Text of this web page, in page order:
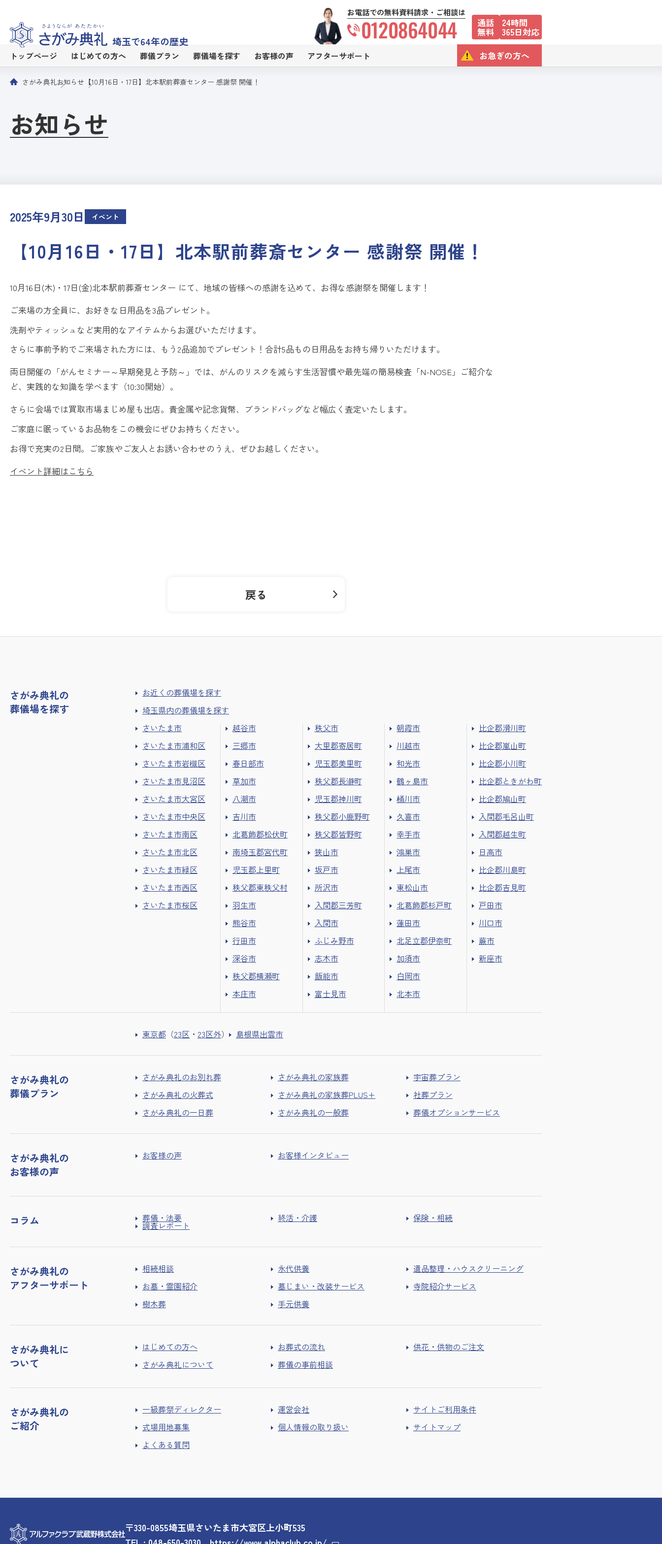
埼玉で64年の歴史
お電話での無料資料請求・ご相談は
0120864044 通話
無料
24時間
365日対応
トップページ はじめての方へ 葬儀プラン 葬儀場を探す お客様の声 アフターサポート お急ぎの方へ
さがみ典礼お知らせ 【10月16日・17日】北本駅前葬斎センター 感謝祭 開催！
お知らせ
2025年9月30日 イベント
【10月16日・17日】北本駅前葬斎センター 感謝祭 開催！
10月16日(木)・17日(金)北本駅前葬斎センター にて、地域の皆様への感謝を込めて、お得な感謝祭を開催します！
ご来場の方全員に、お好きな日用品を3品プレゼント。
洗剤やティッシュなど実用的なアイテムからお選びいただけます。
さらに事前予約でご来場された方には、もう2品追加でプレゼント！合計5品もの日用品をお持ち帰りいただけます。
両日開催の「がんセミナー～早期発見と予防～」では、がんのリスクを減らす生活習慣や最先端の簡易検査「N-NOSE」ご紹介な
ど、実践的な知識を学べます（10:30開始）。
さらに会場では買取市場まじめ屋も出店。貴金属や記念貨幣、ブランドバッグなど幅広く査定いたします。
ご家庭に眠っているお品物をこの機会にぜひお持ちください。
お得で充実の2日間。ご家族やご友人とお誘い合わせのうえ、ぜひお越しください。
イベント詳細はこちら
戻る
さがみ典礼の
葬儀場を探す
お近くの葬儀場を探す
埼玉県内の葬儀場を探す
さいたま市
さいたま市浦和区
さいたま市岩槻区
さいたま市見沼区
さいたま市大宮区
さいたま市中央区
さいたま市南区
さいたま市北区
さいたま市緑区
さいたま市西区
さいたま市桜区
越谷市
三郷市
春日部市
草加市
八潮市
吉川市
北葛飾郡松伏町
南埼玉郡宮代町
児玉郡上里町
秩父郡東秩父村
羽生市
熊谷市
行田市
深谷市
秩父郡横瀬町
本庄市
秩父市
大里郡寄居町
児玉郡美里町
秩父郡長瀞町
児玉郡神川町
秩父郡小鹿野町
秩父郡皆野町
狭山市
坂戸市
所沢市
入間郡三芳町
入間市
ふじみ野市
志木市
飯能市
富士見市
朝霞市
川越市
和光市
鶴ヶ島市
桶川市
久喜市
幸手市
鴻巣市
上尾市
東松山市
北葛飾郡杉戸町
蓮田市
北足立郡伊奈町
加須市
白岡市
北本市
比企郡滑川町
比企郡嵐山町
比企郡小川町
比企郡ときがわ町
比企郡鳩山町
入間郡毛呂山町
入間郡越生町
日高市
比企郡川島町
比企郡吉見町
戸田市
川口市
蕨市
新座市
東京都 （23区 ・ 23区外） 島根県出雲市
さがみ典礼の
葬儀プラン
さがみ典礼のお別れ葬
さがみ典礼の火葬式
さがみ典礼の一日葬
さがみ典礼の家族葬
さがみ典礼の家族葬PLUS+
さがみ典礼の一般葬
宇宙葬プラン
社葬プラン
葬儀オプションサービス
さがみ典礼の
お客様の声
お客様の声 お客様インタビュー
コラム 葬儀・法要 終活・介護 保険・相続
調査レポート
さがみ典礼の
アフターサポート
相続相談
お墓・霊園紹介
樹木葬
永代供養
墓じまい・改装サービス
手元供養
遺品整理・ハウスクリーニング
寺院紹介サービス
さがみ典礼に
ついて
はじめての方へ
さがみ典礼について
お葬式の流れ
葬儀の事前相談
供花・供物のご注文
さがみ典礼の
ご紹介
一級葬祭ディレクター
式場用地募集
よくある質問
運営会社
個人情報の取り扱い
サイトご利用条件
サイトマップ
〒330-0855埼玉県さいたま市大宮区上小町535